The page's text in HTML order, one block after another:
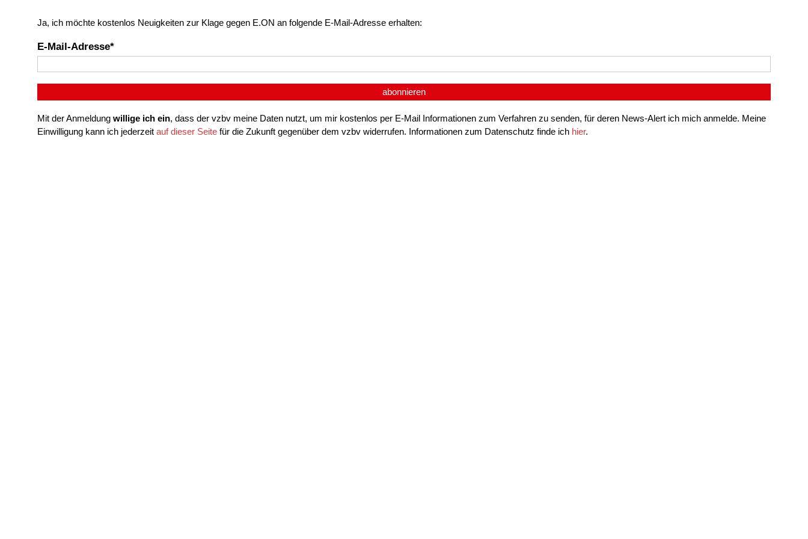
Ja, ich möchte kostenlos Neuigkeiten zur Klage gegen E.ON an folgende E-Mail-Adresse erhalten:
E-Mail-Adresse
abonnieren
Mit der Anmeldungwillige ich ein, dass der vzbv meine Daten nutzt, um mir kostenlos per E-Mail Informationen zum Verfahren zu senden, für deren News-Alert ich mich anmelde. Meine
Einwilligung kann ich jederzeitauf dieser Seite für die Zukunft gegenüber dem vzbv widerrufen. Informationen zum Datenschutz finde ich hier.